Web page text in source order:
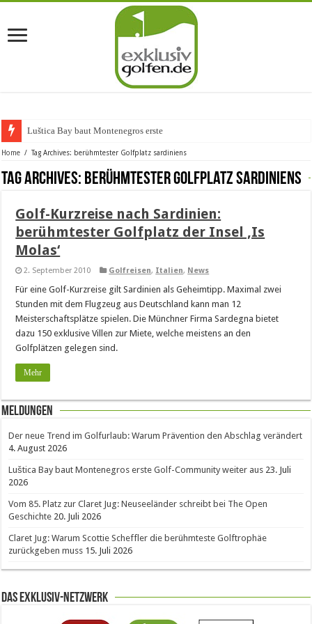
Luštica Bay baut Montenegros erste Gol
Home / Tag Archives: berühmtester Golfplatz sardiniens
Tag Archives: berühmtester Golfplatz sardiniens
Golf-Kurzreise nach Sardinien:
berühmtester Golfplatz der Insel ‚Is
Molas‘
2. September 2010 Golfreisen, Italien, News
Für eine Golf-Kurzreise gilt Sardinien als Geheimtipp. Maximal zwei
Stunden mit dem Flugzeug aus Deutschland kann man 12
Meisterschaftsplätze spielen. Die Münchner Firma Sardegna bietet
dazu 150 exklusive Villen zur Miete, welche meistens an den
Golfplätzen gelegen sind.
Mehr
Meldungen
Der neue Trend im Golfurlaub: Warum Prävention den Abschlag verändert
4. August 2026
Luštica Bay baut Montenegros erste Golf-Community weiter aus 23. Juli
2026
Vom 85. Platz zur Claret Jug: Neuseeländer schreibt bei The Open
Geschichte 20. Juli 2026
Claret Jug: Warum Scottie Scheffler die berühmteste Golftrophäe
zurückgeben muss 15. Juli 2026
Das Exklusiv-Netzwerk